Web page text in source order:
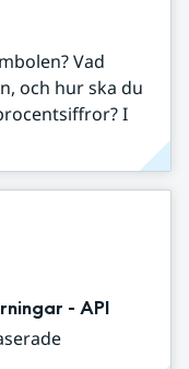
Vad
och hur ska du
I
- API